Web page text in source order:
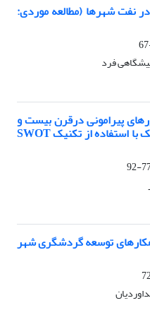
نفت شهرها (مطالعه موردی:
فرد
پیرامونی درقرن بیست و
یکم و ارائه‌ی یک برنامه‌ی استراتژیک با استفاده از تکنیک SWOT
توسعه گردشگری شهر